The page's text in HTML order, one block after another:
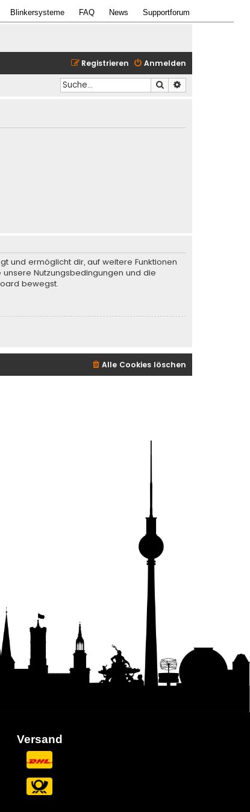
Blinkersysteme FAQ News Supportforum
Anmelden
Registrieren
Suche
und ermöglicht dir, auf weitere Funktionen
Nutzungsbedingungen und die
bewegst.
Alle Cookies löschen
Versand